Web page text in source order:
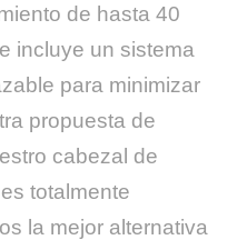
de hasta 40
incluye un sistema
para minimizar
propuesta de
cabezal de
totalmente
la mejor alternativa